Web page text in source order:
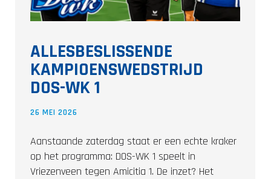
ALLESBESLISSENDE
KAMPIOENSWEDSTRIJD
DOS-WK 1
26 MEI 2026
Aanstaande zaterdag staat er een echte kraker
op het programma: DOS-WK 1 speelt in
Vriezenveen tegen Amicitia 1. De inzet? Het